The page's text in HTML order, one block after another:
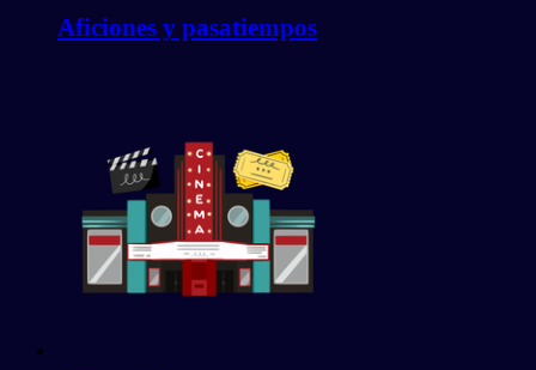
Aficiones y pasatiempos